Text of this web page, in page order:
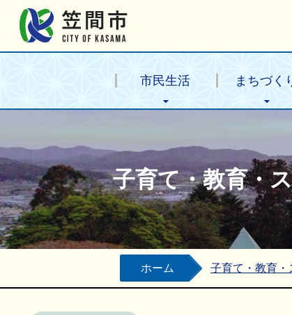
市民生活 まちづく
子育て・教育・
ホーム 子育て・教育・